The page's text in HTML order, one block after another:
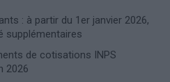
: à partir du 1er janvier 2026,
supplémentaires
de cotisations INPS
2026